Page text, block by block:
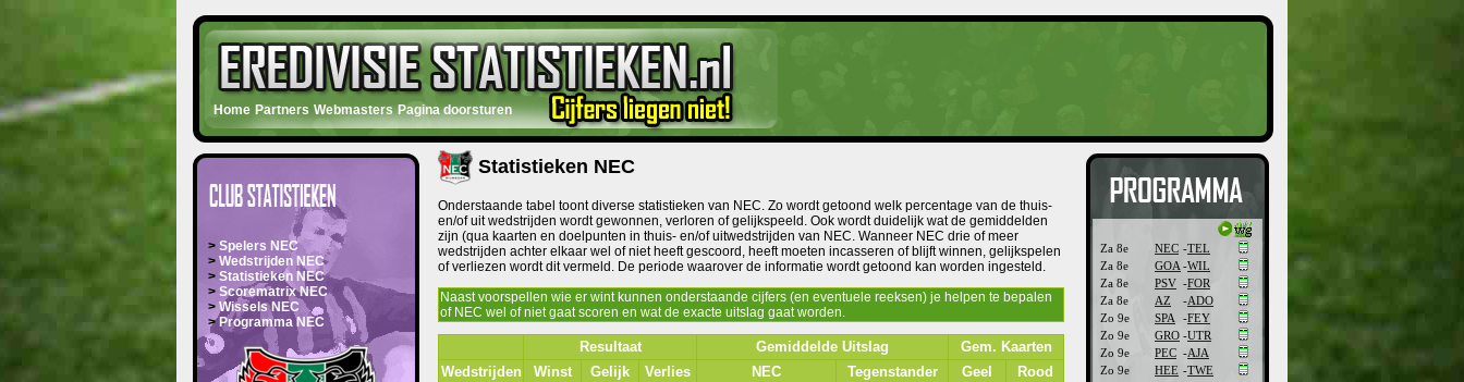
Home Partners Webmasters Pagina doorsturen
Statistieken NEC
Onderstaande tabel toont diverse statistieken van NEC. Zo wordt getoond welk percentage van de thuis-
en/of uit wedstrijden wordt gewonnen, verloren of gelijkspeeld. Ook wordt duidelijk wat de gemiddelden
zijn (qua kaarten en doelpunten in thuis- en/of uitwedstrijden van NEC. Wanneer NEC drie of meer
wedstrijden achter elkaar wel of niet heeft gescoord, heeft moeten incasseren of blijft winnen, gelijkspelen
of verliezen wordt dit vermeld. De periode waarover de informatie wordt getoond kan worden ingesteld.
Naast voorspellen wie er wint kunnen onderstaande cijfers (en eventuele reeksen) je helpen te bepalen
of NEC wel of niet gaat scoren en wat de exacte uitslag gaat worden.
Resultaat Gemiddelde Uitslag
Gem. Kaarten
Wedstrijden
Winst Gelijk Verlies NEC Tegenstander Geel
Rood
> Spelers NEC
> Wedstrijden NEC
> Statistieken NEC
> Scorematrix NEC
> Wissels NEC
> Programma NEC
Za 8e NEC -TEL
Za 8e
GOA -WIL
Za 8e
PSV -FOR
Za 8e
AZ -ADO
Zo 9e
SPA -FEY
Zo 9e
GRO -UTR
Zo 9e
PEC -AJA
Zo 9e
HEE -TWE